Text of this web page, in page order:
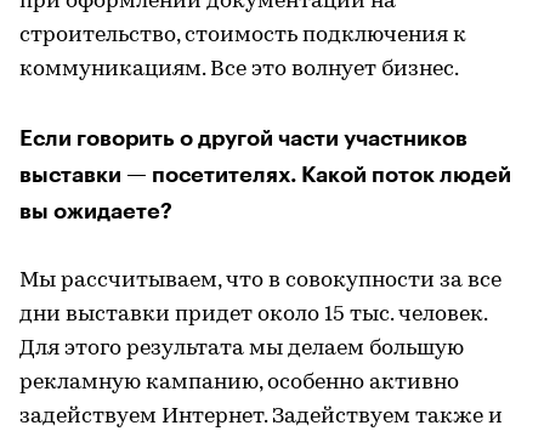
строительство, стоимость подключения к
коммуникациям. Все это волнует бизнес.
Если говорить о другой части участников
выставки — посетителях. Какой поток людей
вы ожидаете?
Мы рассчитываем, что в совокупности за все
дни выставки придет около 15 тыс. человек.
Для этого результата мы делаем большую
рекламную кампанию, особенно активно
задействуем Интернет. Задействуем также и